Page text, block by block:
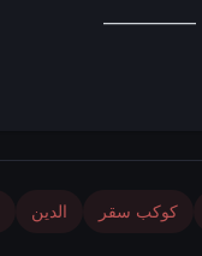
كوكب سقر الدين